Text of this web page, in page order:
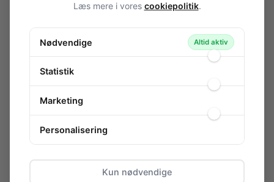
Terminalrør for 0,50mm²; Hvid
Terminalrør for 0,50mm²; Hvid
Læs mere i vores cookiepolitik.
Nødvendige Altid aktiv
Statistik
Marketing
Personalisering
Kun nødvendige